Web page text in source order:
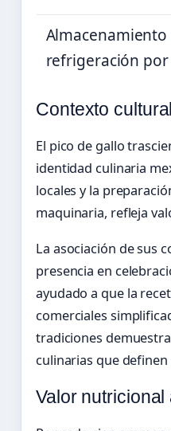
Almacenamiento
refrigeración por
Contexto
El pico de gallo
identidad culinaria
locales y la
maquinaria, refleja
La asociación de sus
presencia en
ayudado a que la
comerciales
tradiciones
culinarias que
Valor